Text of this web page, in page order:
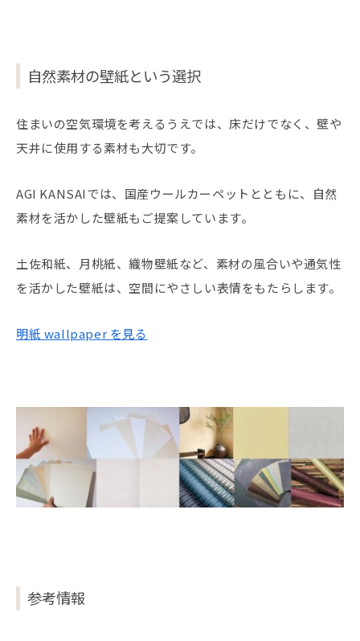
自然素材の壁紙という選択
住まいの空気環境を考えるうえでは、床だけでなく、壁や
天井に使用する素材も大切です。
AGI KANSAIでは、国産ウールカーペットとともに、自然
素材を活かした壁紙もご提案しています。
土佐和紙、月桃紙、織物壁紙など、素材の風合いや通気性
を活かした壁紙は、空間にやさしい表情をもたらします。
明紙 wallpaper を見る
参考情報